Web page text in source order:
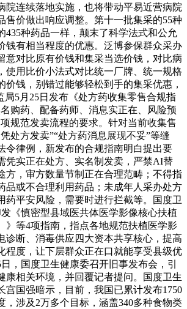
院连续落地实施，也将带动平易近营病院
售价做出响应调整。第十一批集采的55种
435种药品一样，颠末了科学法式和公允
钱有相当程度的优惠。泛博参保群众采办
意对比原有价钱和集采当选价钱，对比病
使用比价小法式对比统一厂牌、统一规格
价钱，别错过能够轻松到手的集采优惠，
局5月25日发布《处方药收集零售合规指
购药、配备药师、消息实正在、风险预
规范发卖流程的要求。针对当前收集售
处方发卖”“处方药消息展现不妥”等缝
令律例，新发布的合规指南明白提出要
凭实正在处方、实名制发卖，严禁AI替
方，审方数量节制正在合理范畴；不得指
品或不合理利用药品；未成年人采办处方
药平安风险，需要时进行拦截等。国度卫
《慎密型县域医共体医学影像核心扶植
》等4项指南，指点各地规范扶植医学影
诊断、消毒供应四大资本共享核心，提高
程度，让下层群众正在口就能享受县级优
，国度卫生健康委召开旧事发布会，引
康相关环境，并回覆记者提问。国度卫生
宫国强暗示，目前，我国已累计发布1750
，涉及2万多个目标，涵盖340多种食物类